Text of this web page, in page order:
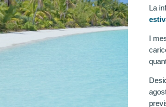
La
I